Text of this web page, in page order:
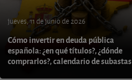
jueves, 11 de junio de 2026
Cómo invertir en deuda pública
española: ¿en qué títulos?, ¿dónde
comprarlos?, calendario de subastas